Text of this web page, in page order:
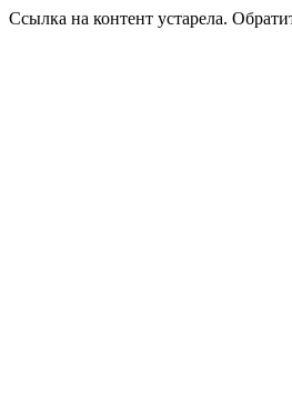
Ссылка на контент устарела.